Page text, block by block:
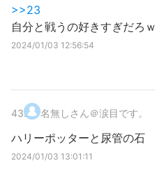
>>23
自分と戦うの好きすぎだろｗ
2024/01/03 12:56:54
43. 名無しさん＠涙目です。
ハリーポッターと尿管の石
2024/01/03 13:01:11